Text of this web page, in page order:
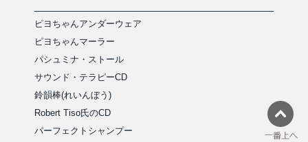
ピヨちゃんアンダーウェア
ピヨちゃんマーラー
パシュミナ・ストール
サウンド・テラピーCD
鈴韻棒(れいんぼう)
Robert Tiso氏のCD
パーフェクトシャンプー